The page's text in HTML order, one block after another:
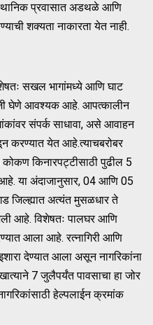
प्रवासात अडथळे आणि
शक्यता नाकारता येत नाही.
सखल भागांमध्ये आणि घाट
घेणे आवश्यक आहे. आपत्कालीन
संपर्क साधावा, असे आवाहन
करण्यात येत आहे.त्याचबरोबर
कोकण किनारपट्टीसाठी पुढील 5
या अंदाजानुसार, 04 आणि 05
जिल्ह्यात अत्यंत मुसळधार ते
आहे. विशेषतः पालघर आणि
आला आहे. रत्नागिरी आणि
देण्यात आला असून नागरिकांना
7 जुलैपर्यंत पावसाचा हा जोर
हेल्पलाईन क्रमांक